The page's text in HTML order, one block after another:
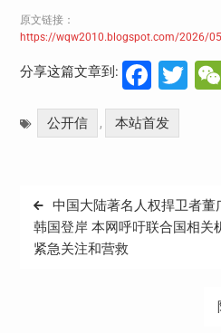
原文链接：
https://wqw2010.blogspot.com/2026/
分享这篇文章到:
公开信 , 本站首发
文
章
导
中国大陆著名人权捍卫者
韩国登岸 本网呼吁联合国相关
紧急关注和营救